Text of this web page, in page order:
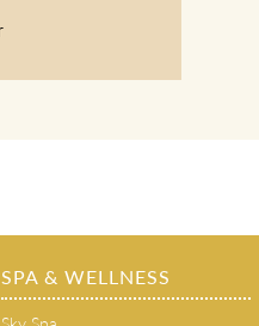
SPA & WELLNESS